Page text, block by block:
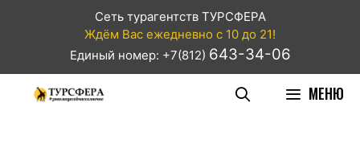
Сеть турагентств ТУРСФЕРА
Ждём Вас ежедневно с 10 до 21!
Единый номер: +7(812) 643-34-06
МЕНЮ